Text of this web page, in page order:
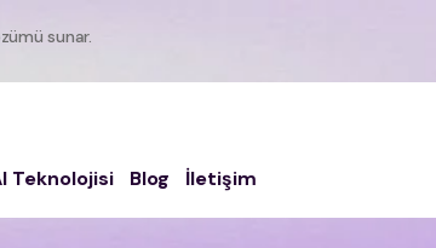
sunar.
Teknolojisi Blog İletişim